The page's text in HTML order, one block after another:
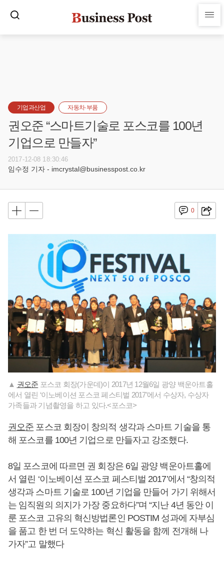
기업과산업 자동차·부품
권오준 “스마트기술로 포스코를 100년
기업으로 만들자”
2017-12-08 18:30:46
임수정 기자 - imcrystal@businesspost.co.kr
0
▲ 권오준 포스코 회장(가운데)이 2017년 12월6일 광양 백운아트홀
에서 열린 ‘이노베이션 포스코 페스티벌 2017’에서 수상자, 수상자
가족들과 기념촬영을 하고 있다.<포스코>
권오준 포스코 회장이 창의적 생각과 스마트 기술을 통
해 포스코를 100년 기업으로 만들자고 강조했다.
8일 포스코에 따르면 권 회장은 6일 광양 백운아트홀에
서 열린 ‘이노베이션 포스코 페스티벌 2017’에서 “창의적
생각과 스마트 기술로 100년 기업을 만들어 가기 위해서
는 임직원의 의지가 가장 중요하다”며 “지난 4년 동안 이
룬 포스코 고유의 혁신방법론인 POSTIM 성과에 자부심
을 품고 한 번 더 도약하는 혁신 활동을 함께 전개해 나
가자”고 말했다